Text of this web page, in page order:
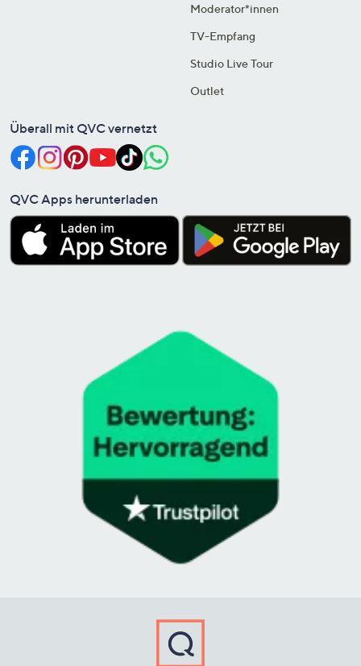
Moderator*innen
TV-Empfang
Studio Live Tour
Outlet
Überall mit QVC vernetzt
QVC Apps herunterladen